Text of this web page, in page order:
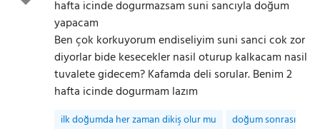
hafta icinde dogurmazsam suni sancıyla doğum
yapacam
Ben çok korkuyorum endiseliyim suni sanci cok zor
diyorlar bide kesecekler nasil oturup kalkacam nasil
tuvalete gidecem? Kafamda deli sorular. Benim 2
hafta icinde dogurmam lazım
ilk doğumda her zaman dikiş olur mu
doğum sonrası